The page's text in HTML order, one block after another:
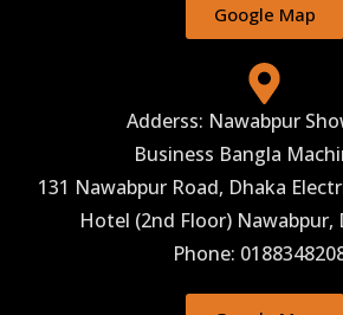
Google Map
Adderss: Nawabpur
Business Bangla
131 Nawabpur Road, Dhaka
Hotel (2nd Floor) Nawabpur,
Phone: